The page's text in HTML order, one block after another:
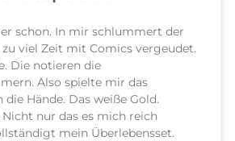
schon. In mir schlummert der
zu viel Zeit mit Comics vergeudet.
Die notieren die
Also spielte mir das
Hände. Das weiße Gold.
nur das es mich reich
mein Überlebensset.